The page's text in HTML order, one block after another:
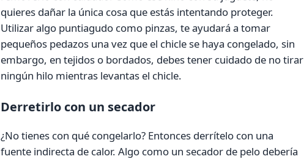
quieres dañar la única cosa que estás intentando proteger.
Utilizar algo puntiagudo como pinzas, te ayudará a tomar
pequeños pedazos una vez que el chicle se haya congelado, sin
embargo, en tejidos o bordados, debes tener cuidado de no tirar
ningún hilo mientras levantas el chicle.
Derretirlo con un secador
¿No tienes con qué congelarlo? Entonces derrítelo con una
fuente indirecta de calor. Algo como un secador de pelo debería